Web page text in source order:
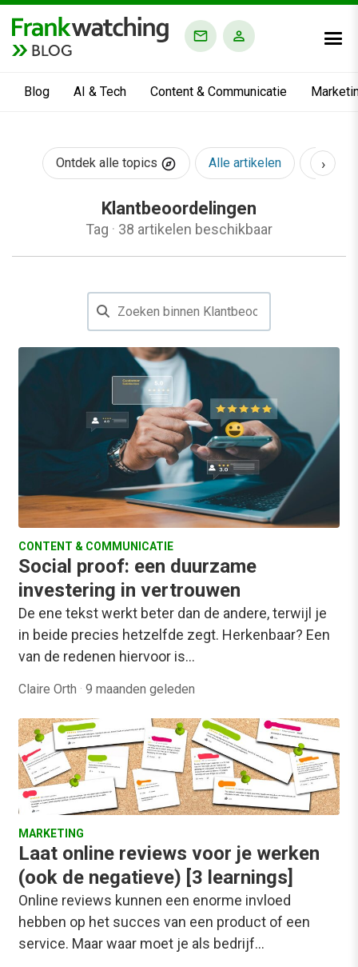
BLOG
Blog AI & Tech Content & Communicatie
Ontdek alle topics Alle artikelen AI &
›
Klantbeoordelingen
Tag · 38 artikelen beschikbaar
CONTENT & COMMUNICATIE
Social proof: een duurzame
investering in vertrouwen
De ene tekst werkt beter dan de andere, terwijl je
in beide precies hetzelfde zegt. Herkenbaar? Een
van de redenen hiervoor is…
Claire Orth · 9 maanden geleden
MARKETING
Laat online reviews voor je werken
(ook de negatieve) [3 learnings]
Online reviews kunnen een enorme invloed
hebben op het succes van een product of een
service. Maar waar moet je als bedrijf…